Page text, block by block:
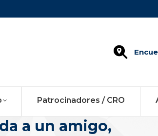
Patrocinadores / CRO
a un amigo,